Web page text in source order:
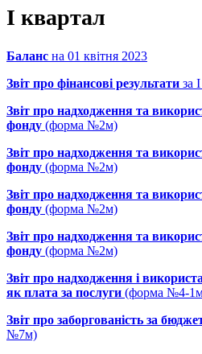
І квартал
Баланс на 01 квітня 2023
Звіт про фінансові результати за
Звіт про надходження та
фонду (форма №2м)
Звіт про надходження та
фонду (форма №2м)
Звіт про надходження та
фонду (форма №2м)
Звіт про надходження та
фонду (форма №2м)
Звіт про надходження і
як плата за послуги (форма №4-
Звіт про заборгованість за
№7м)